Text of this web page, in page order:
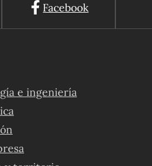
Facebook
e ingeniería